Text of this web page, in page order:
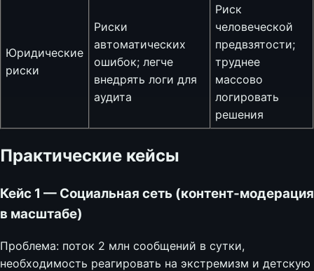
Юридические
риски
Риски
автоматических
ошибок; легче
внедрять логи для
аудита
Риск
человеческой
предвзятости;
труднее
массово
логировать
решения
Практические кейсы
Кейс 1 — Социальная сеть (контент‑модерация
в масштабе)
Проблема: поток 2 млн сообщений в сутки,
необходимость реагировать на экстремизм и детскую